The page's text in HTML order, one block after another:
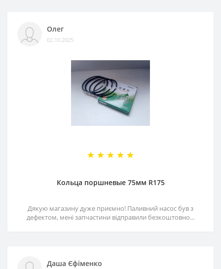
Олег
02.10.2025
Кольца поршневые 75мм R175
Дякую магазину дуже приємно! Паливний насос був з
дефектом, мені запчастини відправили безкоштовно...
Даша Єфіменко